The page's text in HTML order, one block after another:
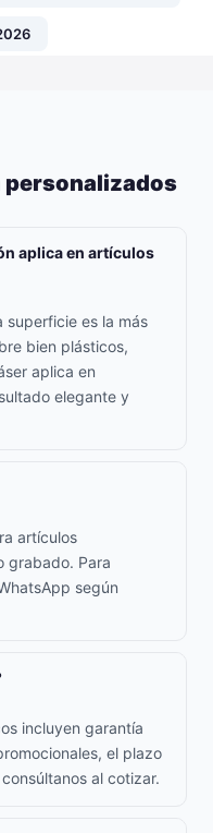
personalizados
aplica en artículos
superficie es la más
bien plásticos,
aplica en
elegante y
artículos
grabado. Para
según
incluyen garantía
el plazo
al cotizar.